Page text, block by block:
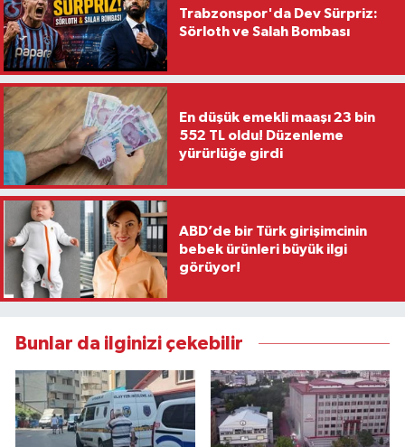
Trabzonspor'da Dev Sürpriz:
Sörloth ve Salah Bombası
En düşük emekli maaşı 23 bin
552 TL oldu! Düzenleme
yürürlüğe girdi
ABD’de bir Türk girişimcinin
bebek ürünleri büyük ilgi
görüyor!
Bunlar da ilginizi çekebilir